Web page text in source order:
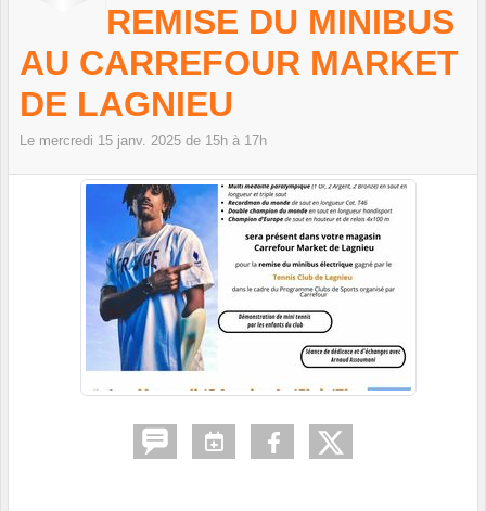
REMISE DU MINIBUS
AU CARREFOUR MARKET
DE LAGNIEU
Le mercredi 15 janv. 2025 de 15h à 17h